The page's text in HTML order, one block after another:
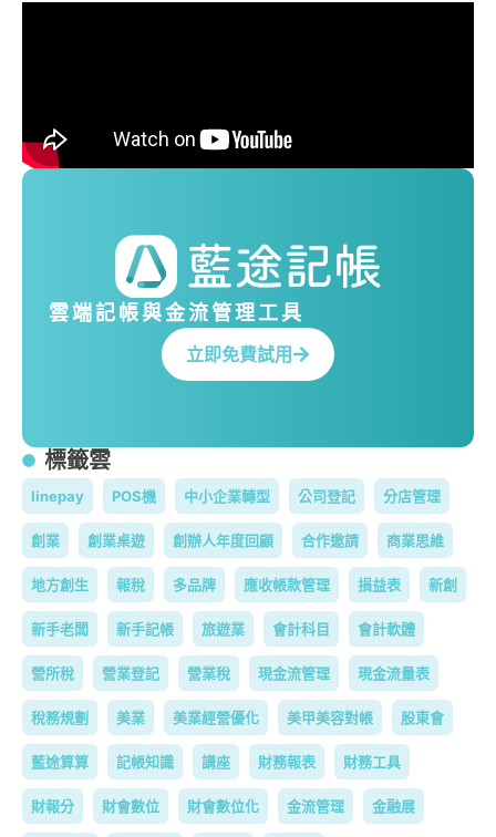
雲端記帳與金流管理工具
立即免費試用
標籤雲
linepay POS機 中小企業轉型 公司登記 分店管理
創業 創業桌遊 創辦人年度回顧 合作邀請 商業思維
地方創生 報稅 多品牌 應收帳款管理 損益表 新創
新手老闆 新手記帳 旅遊業 會計科目 會計軟體
營所稅 營業登記 營業稅 現金流管理 現金流量表
稅務規劃 美業 美業經營優化 美甲美容對帳 股東會
藍途算算 記帳知識 講座 財務報表 財務工具
財報分 財會數位 財會數位化 金流管理 金融展